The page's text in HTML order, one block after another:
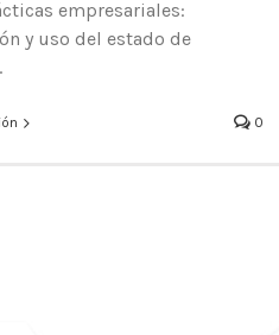
empresariales:
y uso del estado de
0